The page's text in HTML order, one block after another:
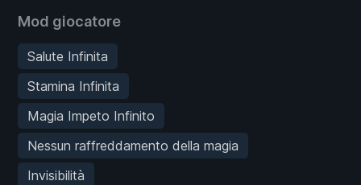
Mod giocatore
Salute Infinita
Stamina Infinita
Magia Impeto Infinito
Nessun raffreddamento della magia
Invisibilità